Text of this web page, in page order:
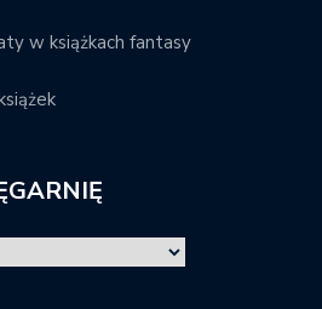
w książkach fantasy